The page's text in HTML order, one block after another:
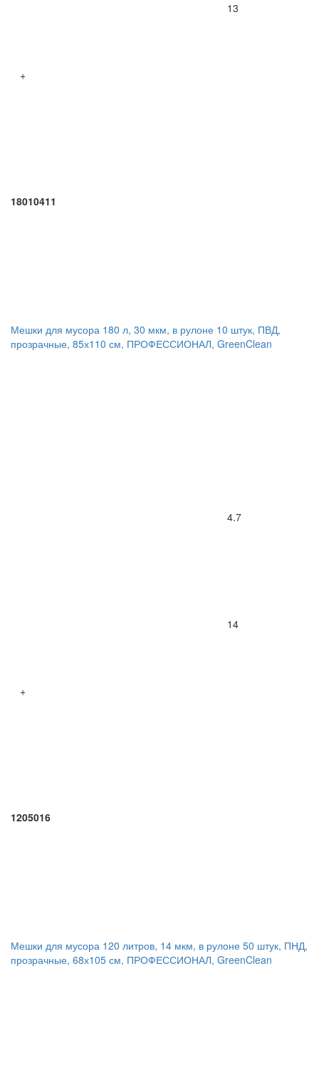
13
+
18010411
Мешки для мусора 180 л, 30 мкм, в рулоне 10 штук, ПВД,
прозрачные, 85х110 см, ПРОФЕССИОНАЛ, GreenClean
4.7
14
+
1205016
Мешки для мусора 120 литров, 14 мкм, в рулоне 50 штук, ПНД,
прозрачные, 68х105 см, ПРОФЕССИОНАЛ, GreenClean